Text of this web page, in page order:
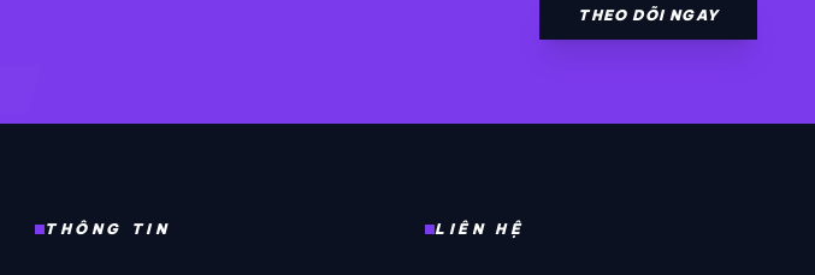
THEO DÕI NGAY
THÔNG TIN LIÊN HỆ